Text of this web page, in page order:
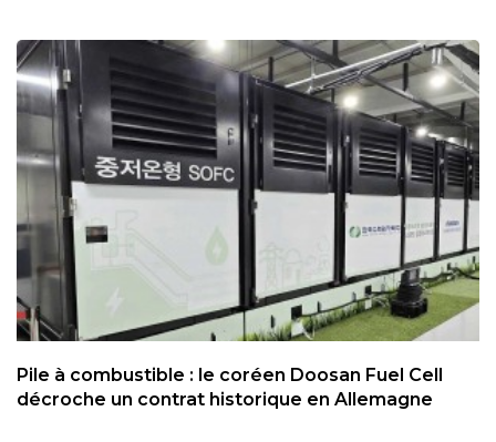
Pile à combustible : le coréen Doosan Fuel Cell
décroche un contrat historique en Allemagne